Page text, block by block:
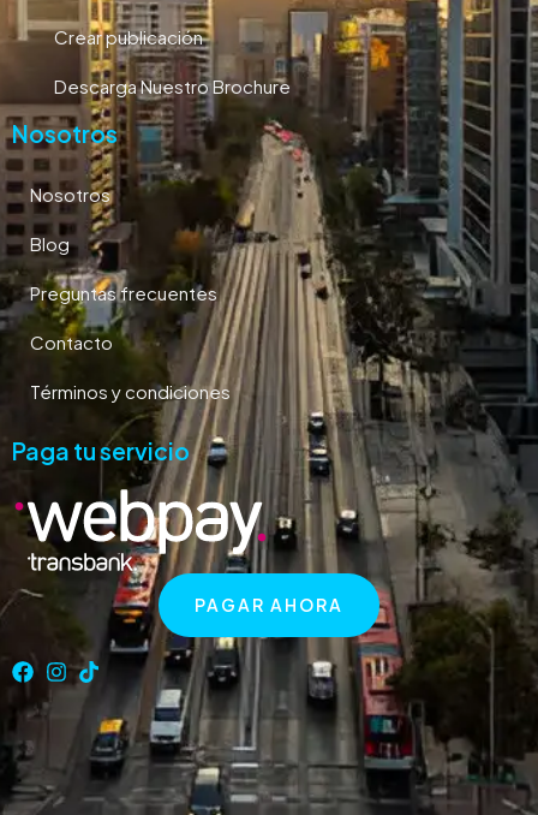
Crear publicación
Descarga Nuestro Brochure
Nosotros
Nosotros
Blog
Preguntas frecuentes
Contacto
Términos y condiciones
Paga tu servicio
PAGAR AHORA